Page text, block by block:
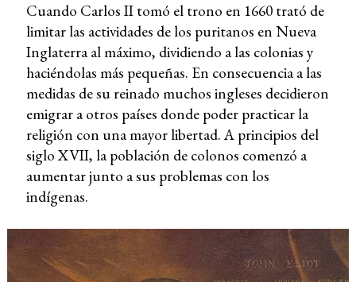
Cuando Carlos II tomó el trono en 1660 trató de
limitar las actividades de los puritanos en Nueva
Inglaterra al máximo, dividiendo a las colonias y
haciéndolas más pequeñas. En consecuencia a las
medidas de su reinado muchos ingleses decidieron
emigrar a otros países donde poder practicar la
religión con una mayor libertad. A principios del
siglo XVII, la población de colonos comenzó a
aumentar junto a sus problemas con los
indígenas.